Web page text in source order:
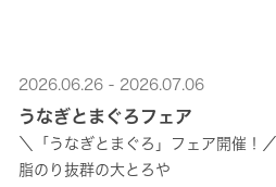
2026.06.26 - 2026.07.06
うなぎとまぐろフェア
＼「うなぎとまぐろ」フェア開催！／
脂のり抜群の大とろや